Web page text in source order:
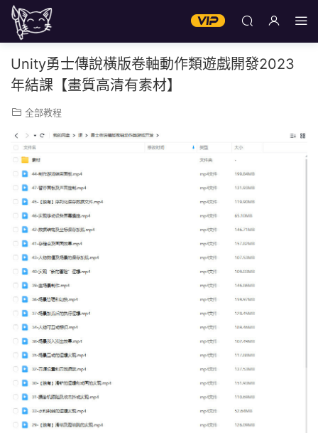
Unity勇士傳說橫版卷軸動作類遊戲開發2023
年結課【畫質高清有素材】
全部教程